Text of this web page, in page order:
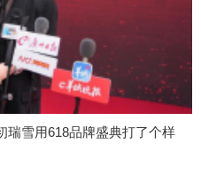
瑞雪用618品牌盛典打了个样